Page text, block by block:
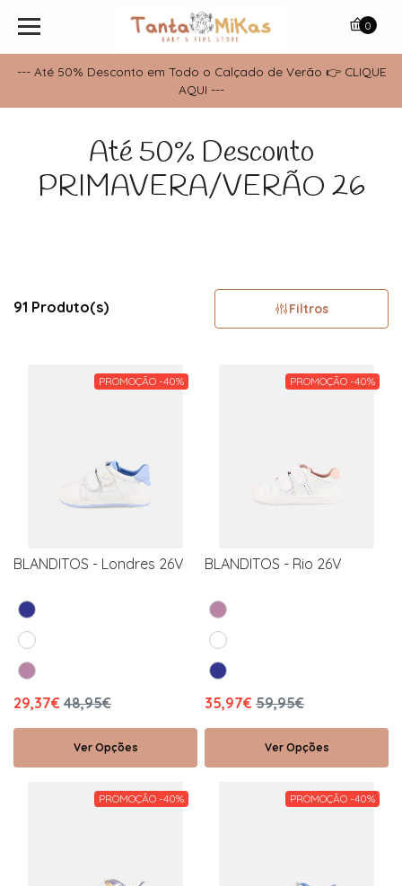
--- Até 50% Desconto em Todo o Calçado de Verão 👉 CLIQUE
AQUI ---
0
Até 50% Desconto
PRIMAVERA/VERÃO 26
91 Produto(s) Filtros
PROMOÇÃO -40%
BLANDITOS - Londres 26V
29,37€ 48,95€
Ver Opções
PROMOÇÃO -40%
BLANDITOS - Rio 26V
35,97€ 59,95€
Ver Opções
PROMOÇÃO -40% PROMOÇÃO -40%